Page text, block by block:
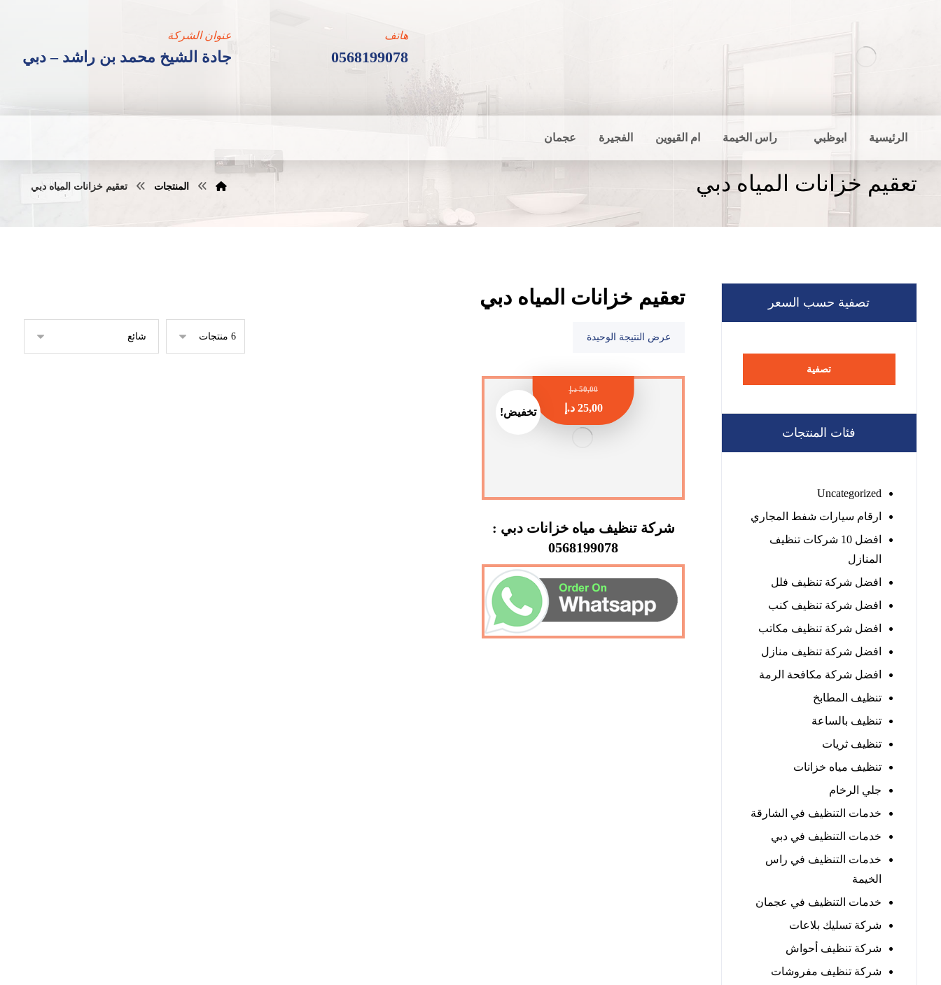
عنوان الشركة
جادة الشيخ محمد بن راشد – دبي
هاتف
0568199078
الرئيسية ابوظبي راس الخيمة ام القيوين الفجيرة عجمان
تعقيم خزانات المياه دبي المنتجات تعقيم خزانات المياه دبي
تعقيم خزانات المياه دبي
عرض النتيجة الوحيدة
تخفيض!
شركة تنظيف مياه خزانات دبي :
0568199078
50,00 د.إ
25,00 د.إ
تصفية حسب السعر
تصفية
فئات المنتجات
Uncategorized
ارقام سيارات شفط المجاري
افضل 10 شركات تنظيف
المنازل
افضل شركة تنظيف فلل
افضل شركة تنظيف كنب
افضل شركة تنظيف مكاتب
افضل شركة تنظيف منازل
افضل شركة مكافحة الرمة
تنظيف المطابخ
تنظيف بالساعة
تنظيف ثريات
تنظيف مياه خزانات
جلي الرخام
خدمات التنظيف في الشارقة
خدمات التنظيف في دبي
خدمات التنظيف في راس
الخيمة
خدمات التنظيف في عجمان
شركة تسليك بلاعات
شركة تنظيف أحواش
شركة تنظيف مفروشات